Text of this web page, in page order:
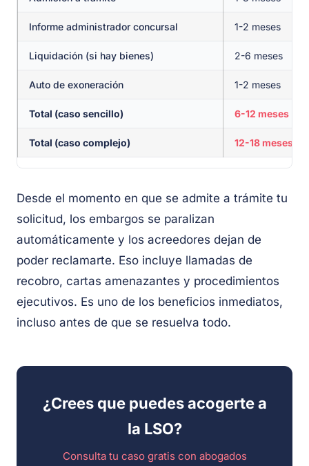
Informe administrador concursal 1-2 meses
Liquidación (si hay bienes) 2-6 meses
Auto de exoneración 1-2 meses
Total (caso sencillo) 6-12 meses
Total (caso complejo) 12-18 meses
Desde el momento en que se admite a trámite tu
solicitud, los embargos se paralizan
automáticamente y los acreedores dejan de
poder reclamarte. Eso incluye llamadas de
recobro, cartas amenazantes y procedimientos
ejecutivos. Es uno de los beneficios inmediatos,
incluso antes de que se resuelva todo.
¿Crees que puedes acogerte a
la LSO?
Consulta tu caso gratis con abogados